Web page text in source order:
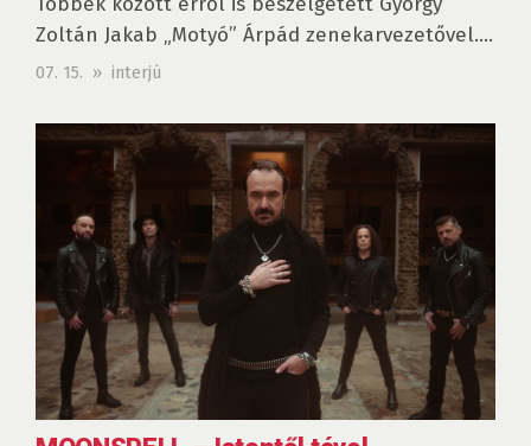
Zoltán Jakab „Motyó” Árpád zenekarvezetővel....
07. 15. » interjú